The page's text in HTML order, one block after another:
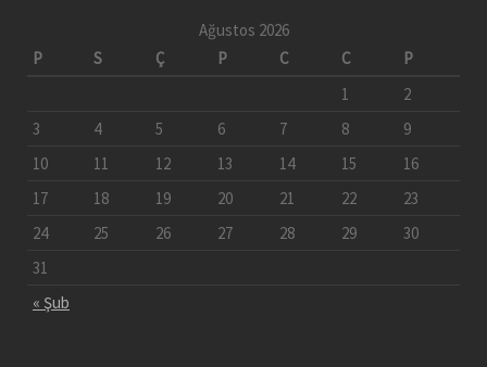
Ağustos 2026
P
S Ç P C C P
« Şub
1
2
3
4 5 6 7 8
9
10
11 12 13 14 15
16
17
18 19 20 21 22
23
24
25 26 27 28 29
30
31